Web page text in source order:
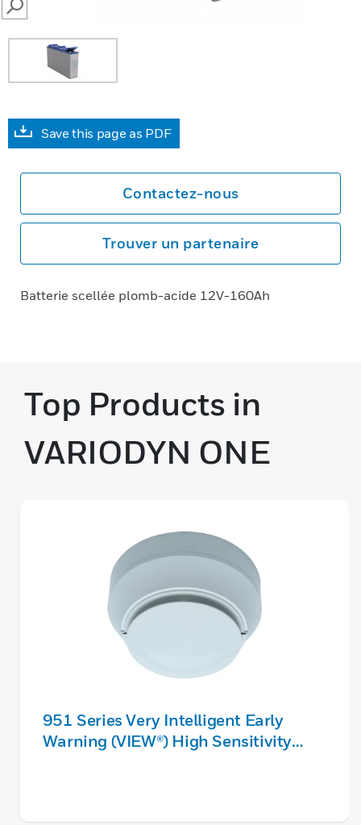
SEARCH
Save this page as PDF
Contactez-nous
Trouver un partenaire
Batterie scellée plomb-acide 12V-160Ah
Top Products in
VARIODYN ONE
951 Series Very Intelligent Early
Warning (VIEW®) High Sensitivity